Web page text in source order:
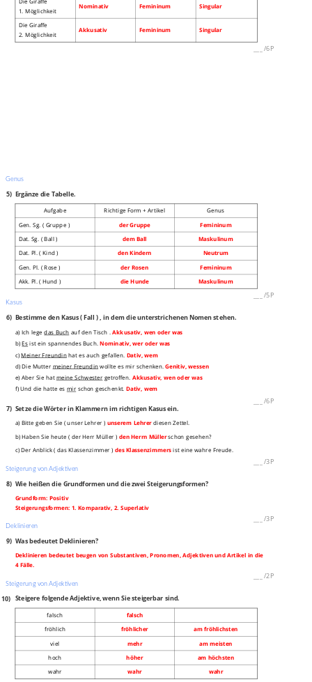
1. Möglichkeit
Nominativ Femininum Singular
Die Giraffe
2. Möglichkeit
Akkusativ Femininum Singular
/6P
Genus
5) Ergänze die Tabelle.
Aufgabe Richtige Form + Artikel
Genus
Gen. Sg. ( Gruppe )
der Gruppe Femininum
Dat. Sg. ( Ball ) dem Ball Maskulinum
Dat. Pl. ( Kind ) den Kindern
Neutrum
Gen. Pl. ( Rose )
der Rosen
Femininum
Akk. Pl. ( Hund )
die Hunde Maskulinum
/5P
Kasus
6) Bestimme den Kasus ( Fall ) , in dem die unterstrichenen Nomen stehen.
a) Ich legedas Buch auf den Tisch .Akkusativ, wen oder was
b)Esist ein spannendes Buch.Nominativ, wer oder was
c)Meiner Freundinhat es auch gefallen. Dativ, wem
d) Die Mutter meiner Freundinwollte es mir schenken.Genitiv, wessen
e) Aber Sie hatmeine Schwester getroffen. Akkusativ, wen oder was
f) Und die hatte es mir schon geschenkt.Dativ, wem
/6P
7) Setze die Wörter in Klammern im richtigen Kasus ein.
a) Bitte geben Sie ( unser Lehrer ) unserem Lehrerdiesen Zettel.
b) Haben Sie heute ( der Herr Müller ) den Herrn Müllerschon gesehen?
c) Der Anblick ( das Klassenzimmer ) des Klassenzimmersist eine wahre Freude.
/3P
Steigerung von Adjektiven
8) Wie heißen die Grundformen und die zwei Steigerungsformen?
Grundform: Positiv
Steigerungsformen: 1. Komparativ, 2. Superlativ
/3P
Deklinieren
9) Was bedeutet Deklinieren?
Deklinieren bedeutet beugen von Substantiven, Pronomen, Adjektiven und Artikel in die
4 Fälle.
/2P
Steigerung von Adjektiven
10) Steigere folgende Adjektive, wenn Sie steigerbar sind.
falsch
falsch
fröhlich
fröhlicher
am fröhlichsten
viel
mehr
am meisten
hoch
höher
am höchsten
wahr
wahr wahr